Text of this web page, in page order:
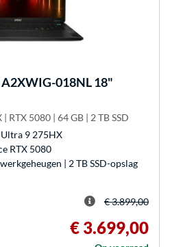
018NL 18"
5080 | 64 GB | 2 TB SSD
9 275HX
RTX 5080
| 2 TB SSD-opslag
€ 3.899,00
€ 3.699,00